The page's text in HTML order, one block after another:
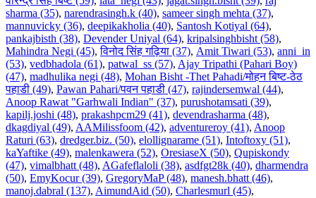
sharma (35), narendrasingh.k (40), sameer singh mehta (37),
mannuvicky (36), deepikakholia (40), Santosh Kotiyal (64),
pankajbisth (38), Devender Uniyal (64), kripalsinghbisht (58),
Mahindra Negi (45),विनोद सिंह गढ़िया (37), Amit Tiwari (53), anni_in
(53), vedbhadola (61), patwal_ss (57), Ajay Tripathi (Pahari Boy)
(47), madhulika negi (48), Mohan Bisht -Thet Pahadi/मोहन बिष्ट-ठेठ
पहाडी (49), Pawan Pahari/पवन पहाडी (47), rajindersemwal (44),
Anoop Rawat "Garhwali Indian" (37), purushotamsati (39),
kapilj.joshi (48), prakashpcm29 (41), devendrasharma (48),
dkagdiyal (49), AAMilissfoom (42), adventureroy (41), Anoop
Raturi (63), dredger.biz. (50), elollignarame (51), Intoftoxy (51),
kaYaftike (49), malenkawera (52), OresiaseX (50), Qupiskondy
(47), vimalbhatt (48), AGafeflaloli (38), asdfgt28k (40), dharmendra
(50), EmyKocur (39), GregoryMaP (48), manesh.bhatt (46),
manoj.dabral (137), AimundAid (50), Charlesmurl (45),